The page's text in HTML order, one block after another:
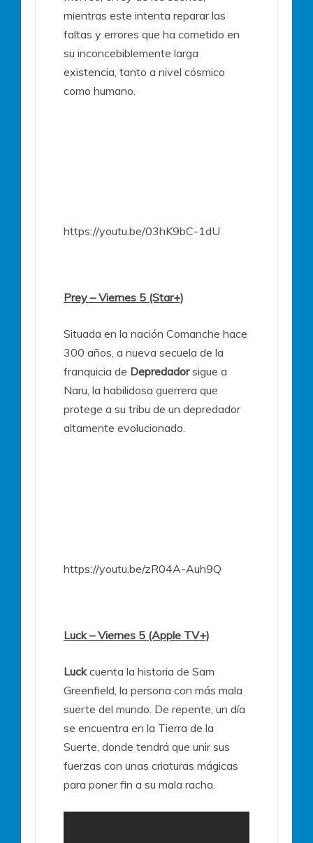
mientras este intenta reparar las
faltas y errores que ha cometido en
su inconcebiblemente larga
existencia, tanto a nivel cósmico
como humano.
https://youtu.be/03hK9bC-1dU
Prey – Viernes 5 (Star+)
Situada en la nación Comanche hace
300 años, a nueva secuela de la
franquicia de Depredadorsigue a
Naru, la habilidosa guerrera que
protege a su tribu de un depredador
altamente evolucionado.
https://youtu.be/zR04A-Auh9Q
Luck – Viernes 5 (Apple TV+)
Luckcuenta la historia de Sam
Greenfield, la persona con más mala
suerte del mundo. De repente, un día
se encuentra en la Tierra de la
Suerte, donde tendrá que unir sus
fuerzas con unas criaturas mágicas
para poner fin a su mala racha.